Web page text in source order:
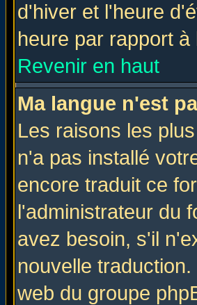
d'hiver et l'heure
heure par rapport
Revenir en haut
Ma langue n'est
Les raisons les
n'a pas installé
encore traduit ce
l'administrateur du
avez besoin, s'il
nouvelle
web du groupe